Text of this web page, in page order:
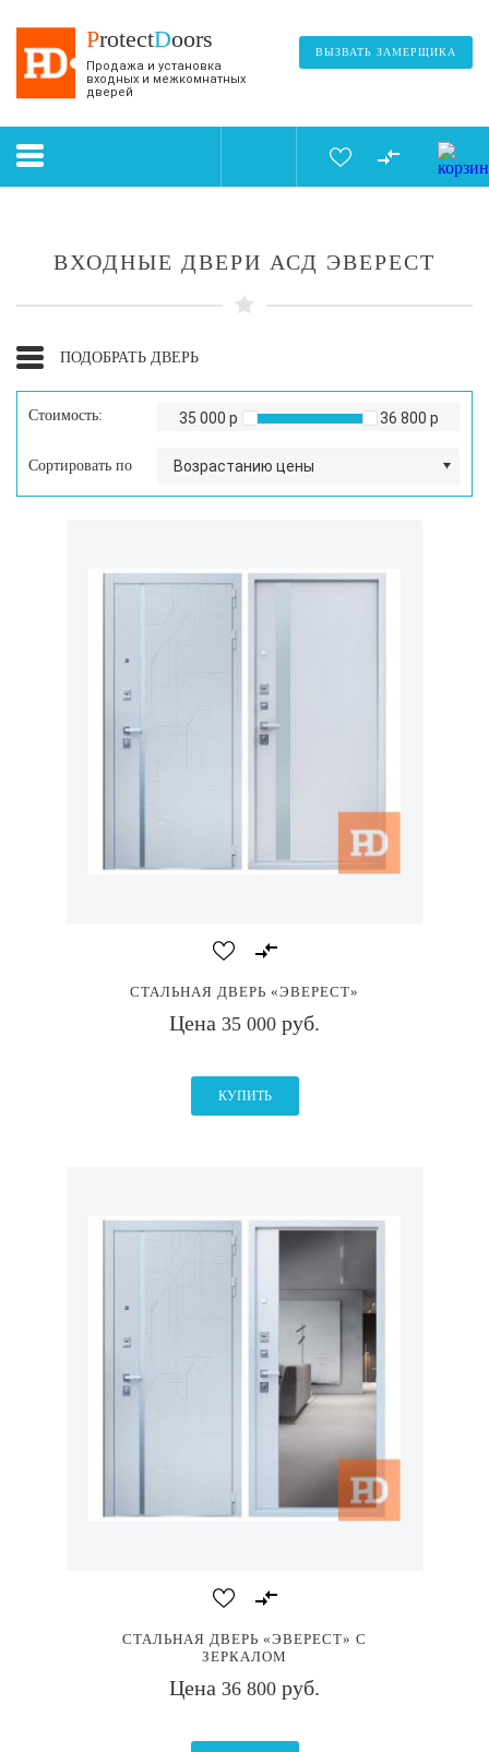
ProtectDoors
Продажа и установка
входных и межкомнатных
дверей
ВЫЗВАТЬ ЗАМЕРЩИКА
ВХОДНЫЕ ДВЕРИ АСД ЭВЕРЕСТ
ПОДОБРАТЬ ДВЕРЬ
Стоимость: 35 000 р 36 800 р
Сортировать по Возрастанию цены
СТАЛЬНАЯ ДВЕРЬ «ЭВЕРЕСТ»
Цена 35 000 руб.
КУПИТЬ
СТАЛЬНАЯ ДВЕРЬ «ЭВЕРЕСТ» С
ЗЕРКАЛОМ
Цена 36 800 руб.